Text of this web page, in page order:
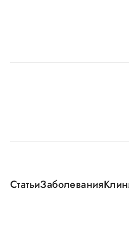
СтатьиЗаболевания